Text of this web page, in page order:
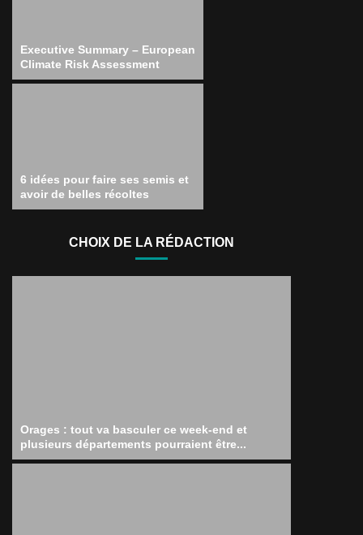
Executive Summary – European
Climate Risk Assessment
6 idées pour faire ses semis et
avoir de belles récoltes
CHOIX DE LA RÉDACTION
Orages : tout va basculer ce week-end et
plusieurs départements pourraient être...